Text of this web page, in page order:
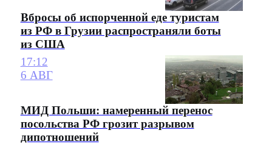
Вбросы об испорченной еде туристам
из РФ в Грузии распространяли боты
из США
17:12
6 АВГ
МИД Польши: намеренный перенос
посольства РФ грозит разрывом
дипотношений